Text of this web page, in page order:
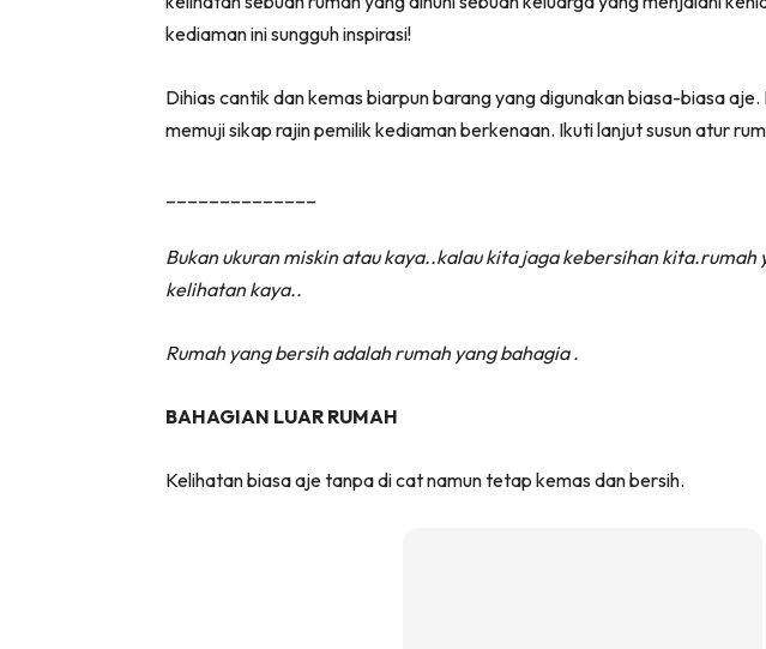
kediaman ini sungguh inspirasi!
Dihias cantik dan kemas biarpun barang yang digunakan biasa-biasa
memuji sikap rajin pemilik kediaman berkenaan. Ikuti lanjut susun atur
Bukan ukuran miskin atau kaya..kalau kita jaga kebersihan kita.rumah
kelihatan kaya..
Rumah yang bersih adalah rumah yang bahagia .
BAHAGIAN LUAR RUMAH
Kelihatan biasa aje tanpa di cat namun tetap kemas dan bersih.